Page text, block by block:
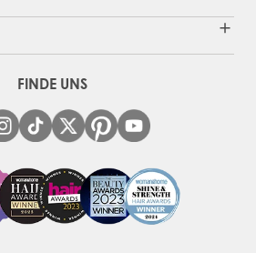
FINDE UNS